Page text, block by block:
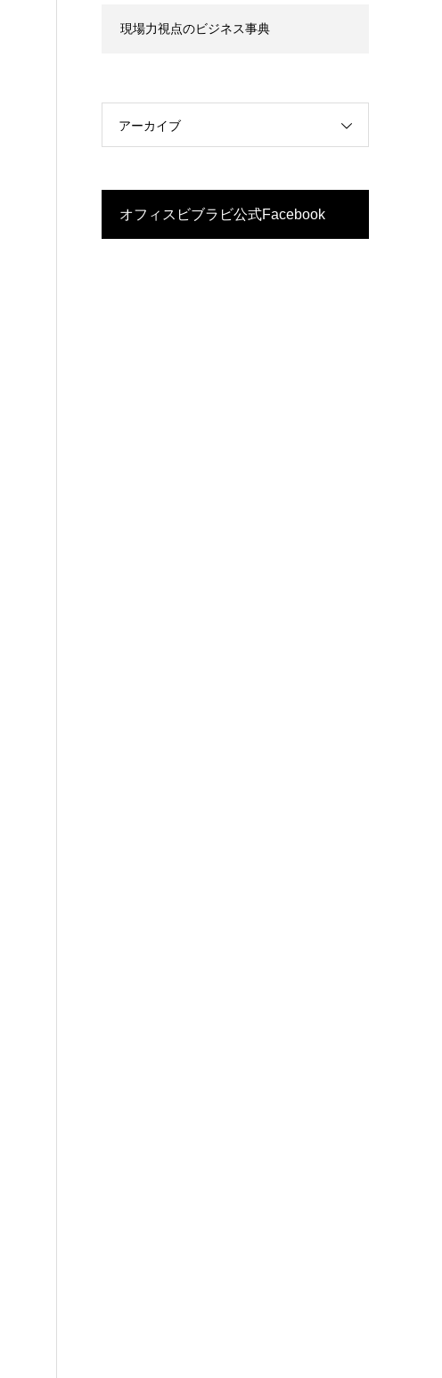
現場力視点のビジネス事典
アーカイブ
オフィスビブラビ公式Facebook